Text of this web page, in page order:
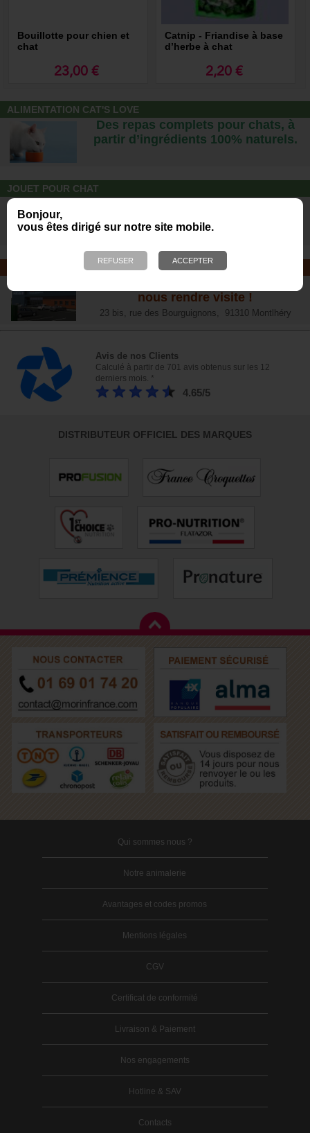
Bonjour,
vous êtes dirigé sur notre site mobile.
Bouillotte pour chien et
chat
23,00 €
Catnip - Friandise à base
d’herbe à chat
2,20 €
ALIMENTATION CAT'S LOVE
Des repas complets pour chats, à
partir d’ingrédients 100% naturels.
JOUET POUR CHAT
NOTRE MAGASIN
nous rendre visite !
23 bis, rue des Bourguignons, 91310 Montlhéry
Avis de nos Clients
Calculé à partir de 701 avis obtenus sur les 12
derniers mois. *
4.65/5
DISTRIBUTEUR OFFICIEL DES MARQUES
Qui sommes nous ?
Notre animalerie
Avantages et codes promos
Mentions légales
CGV
Certificat de conformité
Livraison & Paiement
Nos engagements
Hotline & SAV
Contacts